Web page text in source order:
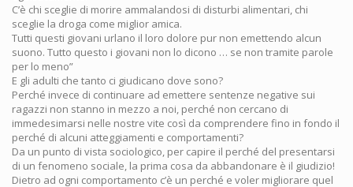
C’è chi sceglie di morire ammalandosi di disturbi alimentari, chi
sceglie la droga come miglior amica.
Tutti questi giovani urlano il loro dolore pur non emettendo alcun
suono. Tutto questo i giovani non lo dicono … se non tramite parole
per lo meno”
E gli adulti che tanto ci giudicano dove sono?
Perché invece di continuare ad emettere sentenze negative sui
ragazzi non stanno in mezzo a noi, perché non cercano di
immedesimarsi nelle nostre vite così da comprendere fino in fondo il
perché di alcuni atteggiamenti e comportamenti?
Da un punto di vista sociologico, per capire il perché del presentarsi
di un fenomeno sociale, la prima cosa da abbandonare è il giudizio!
Dietro ad ogni comportamento c’è un perché e voler migliorare quel